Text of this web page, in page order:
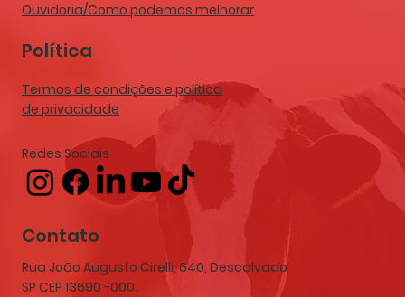
Ouvidoria/Como podemos melhorar
Política
Termos de condições e política
de privacidade
Redes Sociais
Contato
Rua João Augusto Cirelli, 640, Descalvado
SP CEP 13690 -000.